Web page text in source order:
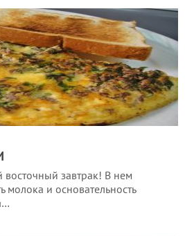
завтрак! В нем
молока и основательность